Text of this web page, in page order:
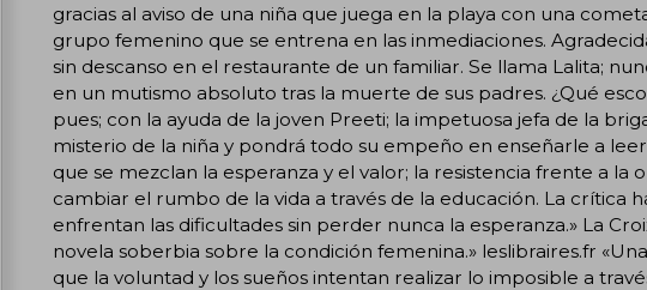
gracias al aviso de una niña que juega en la playa con una
grupo femenino que se entrena en las inmediaciones.
sin descanso en el restaurante de un familiar. Se llama Lalita;
en un mutismo absoluto tras la muerte de sus padres. ¿Qué
pues; con la ayuda de la joven Preeti; la impetuosa jefa de la
misterio de la niña y pondrá todo su empeño en enseñarle a
que se mezclan la esperanza y el valor; la resistencia frente a la
cambiar el rumbo de la vida a través de la educación. La crítica
enfrentan las dificultades sin perder nunca la esperanza.» La
novela soberbia sobre la condición femenina.» leslibraires.fr
que la voluntad y los sueños intentan realizar lo imposible a